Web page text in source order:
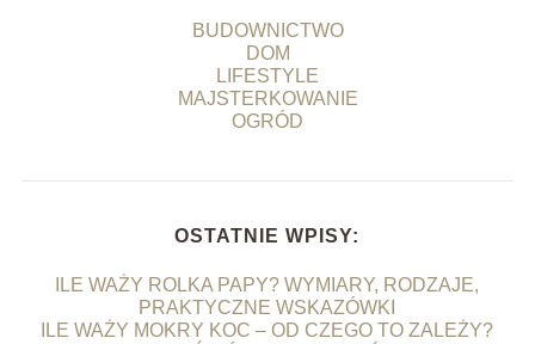
BUDOWNICTWO
DOM
LIFESTYLE
MAJSTERKOWANIE
OGRÓD
OSTATNIE WPISY:
ILE WAŻY ROLKA PAPY? WYMIARY, RODZAJE,
PRAKTYCZNE WSKAZÓWKI
ILE WAŻY MOKRY KOC – OD CZEGO TO ZALEŻY?